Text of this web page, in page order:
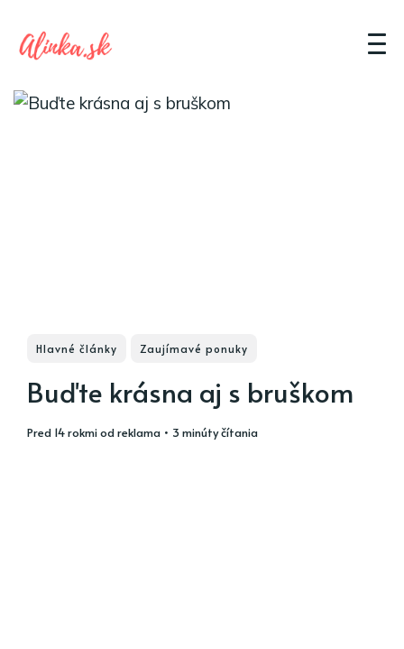
Hlavné články Zaujímavé ponuky
Buďte krásna aj s bruškom
pred 14 rokmiodreklama • 3 minúty čítania